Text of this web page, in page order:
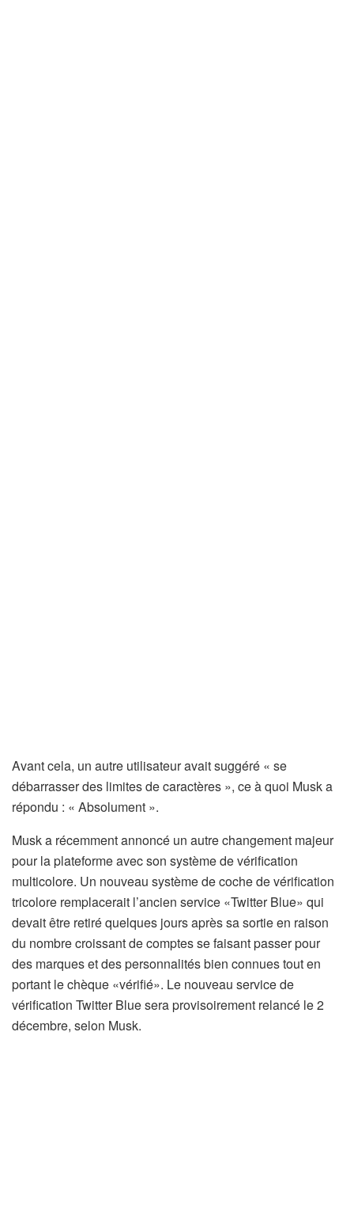
Avant cela, un autre utilisateur avait suggéré « se
débarrasser des limites de caractères », ce à quoi Musk a
répondu : « Absolument ».
Musk a récemment annoncé un autre changement majeur
pour la plateforme avec son système de vérification
multicolore. Un nouveau système de coche de vérification
tricolore remplacerait l’ancien service «Twitter Blue» qui
devait être retiré quelques jours après sa sortie en raison
du nombre croissant de comptes se faisant passer pour
des marques et des personnalités bien connues tout en
portant le chèque «vérifié». Le nouveau service de
vérification Twitter Blue sera provisoirement relancé le 2
décembre, selon Musk.